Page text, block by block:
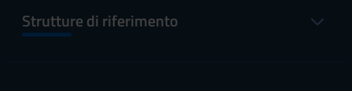
Strutture di riferimento